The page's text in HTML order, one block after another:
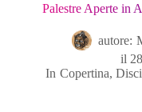
Palestre Aperte in
autore:
il
In Copertina,